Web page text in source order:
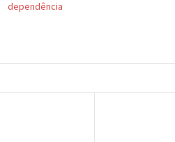
dependência